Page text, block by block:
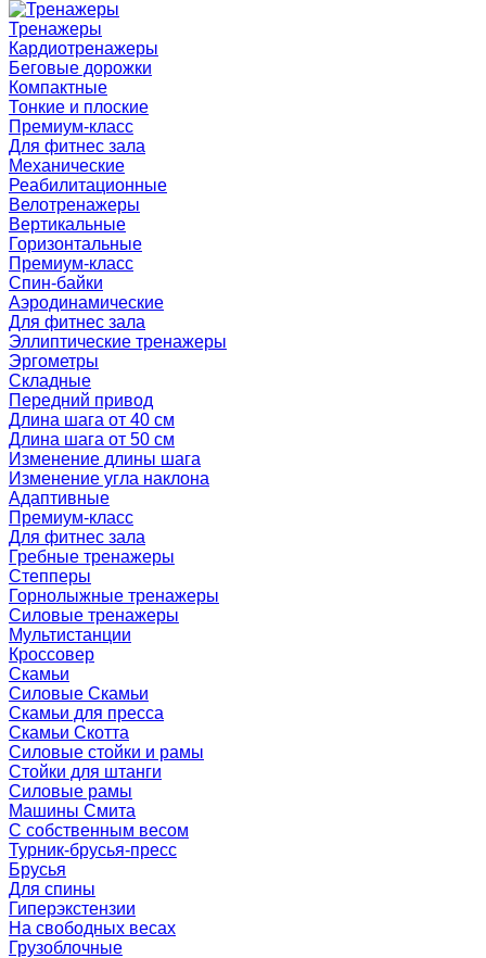
Тренажеры
Кардиотренажеры
Беговые дорожки
Компактные
Тонкие и плоские
Премиум-класс
Для фитнес зала
Механические
Реабилитационные
Велотренажеры
Вертикальные
Горизонтальные
Премиум-класс
Спин-байки
Аэродинамические
Для фитнес зала
Эллиптические тренажеры
Эргометры
Складные
Передний привод
Длина шага от 40 см
Длина шага от 50 см
Изменение длины шага
Изменение угла наклона
Адаптивные
Премиум-класс
Для фитнес зала
Гребные тренажеры
Степперы
Горнолыжные тренажеры
Силовые тренажеры
Мультистанции
Кроссовер
Скамьи
Силовые Скамьи
Скамьи для пресса
Скамьи Скотта
Силовые стойки и рамы
Стойки для штанги
Силовые рамы
Машины Смита
C собственным весом
Турник-брусья-пресс
Брусья
Для спины
Гиперэкстензии
На свободных весах
Грузоблочные